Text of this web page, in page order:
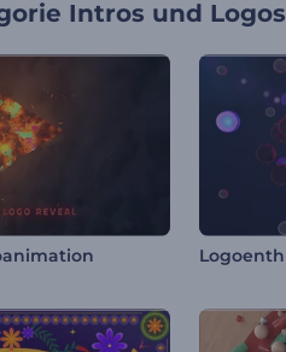
Intros und Logos